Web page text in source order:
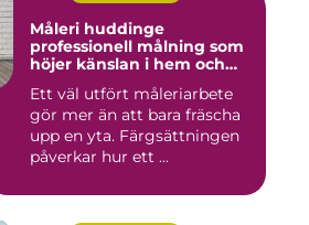
Måleri huddinge
professionell målning som
höjer känslan i hem och
Ett väl utfört måleriarbete
gör mer än att bara fräscha
upp en yta. Färgsättningen
påverkar hur ett ...